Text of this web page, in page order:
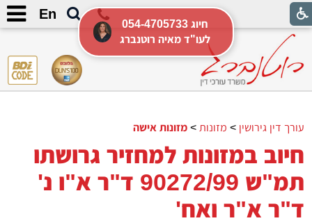
En
עורך דין גירושין > מזונות >מזונות אישה
חיוב במזונות למחזיר גרושתו
תמ"ש 90272/99 ד"ר א"ו נ'
ד"ר א"ר ואח'
054-4705733 חיוג
לעו"ד מאיה רוטנברג